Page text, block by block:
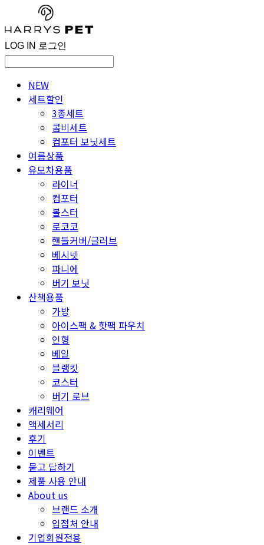
LOG IN 로그인
NEW
세트할인
3종세트
콤비세트
컴포터 보닛세트
여름상품
유모차용품
라이너
컴포터
볼스터
로코코
핸들커버/글러브
베시넷
파니에
버기 보닛
산책용품
가방
아이스팩 & 핫팩 파우치
인형
베일
블랭킷
코스터
버기 로브
캐리웨어
액세서리
후기
이벤트
묻고 답하기
제품 사용 안내
About us
브랜드 소개
입점처 안내
기업회원전용